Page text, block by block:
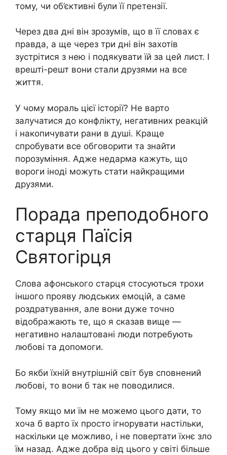
тому, чи об’єктивні були її претензії.
Через два дні він зрозумів, що в її словах є
правда, а ще через три дні він захотів
зустрітися з нею і подякувати їй за цей лист. І
врешті-решт вони стали друзями на все
життя.
У чому мораль цієї історії? Не варто
залучатися до конфлікту, негативних реакцій
і накопичувати рани в душі. Краще
спробувати все обговорити та знайти
порозуміння. Адже недарма кажуть, що
вороги іноді можуть стати найкращими
друзями.
Порада преподобного
старця Паїсія
Святогірця
Слова афонського старця стосуються трохи
іншого прояву людських емоцій, а саме
роздратування, але вони дуже точно
відображають те, що я сказав вище —
негативно налаштовані люди потребують
любові та допомоги.
Бо якби їхній внутрішній світ був сповнений
любові, то вони б так не поводилися.
Тому якщо ми їм не можемо цього дати, то
хоча б варто їх просто ігнорувати настільки,
наскільки це можливо, і не повертати їхнє зло
їм назад. Адже добра від цього у світі більше